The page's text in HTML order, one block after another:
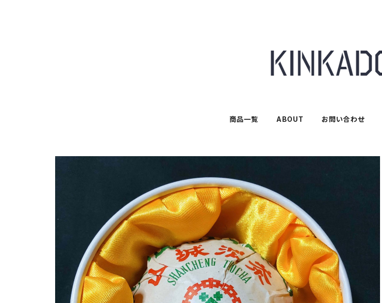
商品一覧 ABOUT お問い合わせ